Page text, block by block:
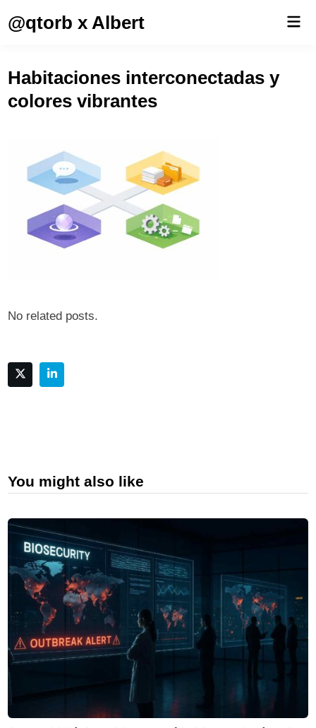
@qtorb x Albert
Habitaciones interconectadas y
colores vibrantes
No related posts.
You might also like